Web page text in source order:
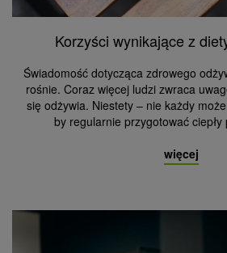
Korzyści wynikające z
Świadomość dotycząca zdrowego
rośnie. Coraz więcej ludzi zwraca
się odżywia. Niestety – nie każdy
by regularnie przygotować ciepły
więcej